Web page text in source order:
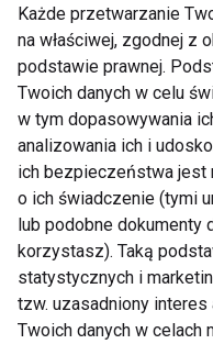
Endometrioza -
choroba, która nie
omija największych
gwiazd
Napary ziołowe
Green
zdobywają kolejne
gwiazdy Great
Każde przetwarzanie
na właściwej, zgodnej z
podstawie prawnej.
Twoich danych w celu
w tym dopasowywania
analizowania ich i
ich bezpieczeństwa jest
o ich świadczenie (tymi
lub podobne dokumenty
korzystasz). Taką
statystycznych i
tzw. uzasadniony
Twoich danych w celach